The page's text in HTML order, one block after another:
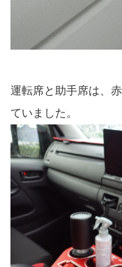
運転席と助手席は、
ていました。